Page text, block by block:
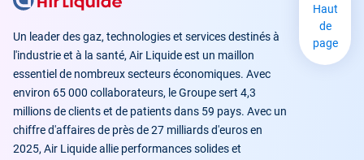
Un leader des gaz, technologies et services destinés à
l'industrie et à la santé, Air Liquide est un maillon
essentiel de nombreux secteurs économiques. Avec
environ 65 000 collaborateurs, le Groupe sert 4,3
millions de clients et de patients dans 59 pays. Avec un
chiffre d'affaires de près de 27 milliards d'euros en
2025, Air Liquide allie performances solides et
Haut
de
page